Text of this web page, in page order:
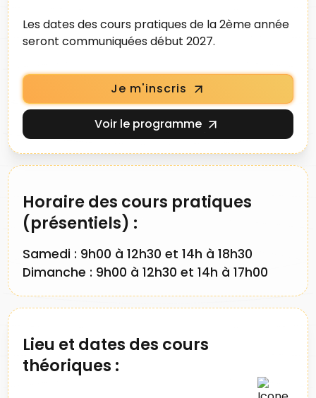
Les dates des cours pratiques de la 2ème année
seront communiquées début 2027.
Je m'inscris
Voir le programme
Horaire des cours pratiques
(présentiels) :
Samedi : 9h00 à 12h30 et 14h à 18h30
Dimanche : 9h00 à 12h30 et 14h à 17h00
Lieu et dates des cours
théoriques :